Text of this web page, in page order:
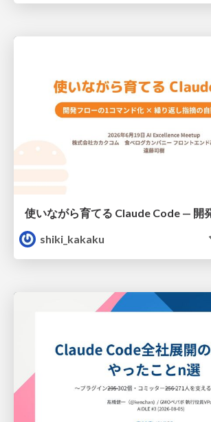
shiki_kakaku